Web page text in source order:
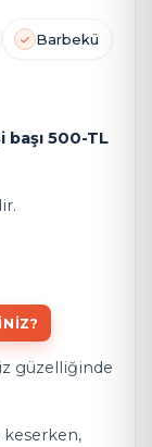
Barbekü
başı 500-TL
güzelliğinde
keserken,